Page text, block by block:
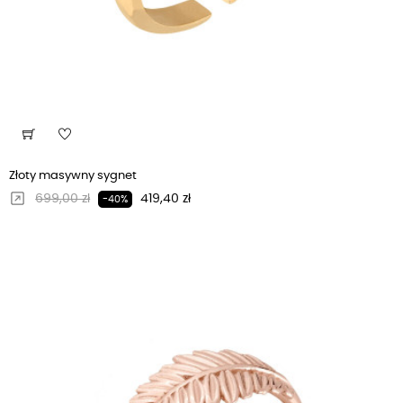
Złoty masywny sygnet
Regularna cena
699,00 zł -40% Cena
419,40 zł